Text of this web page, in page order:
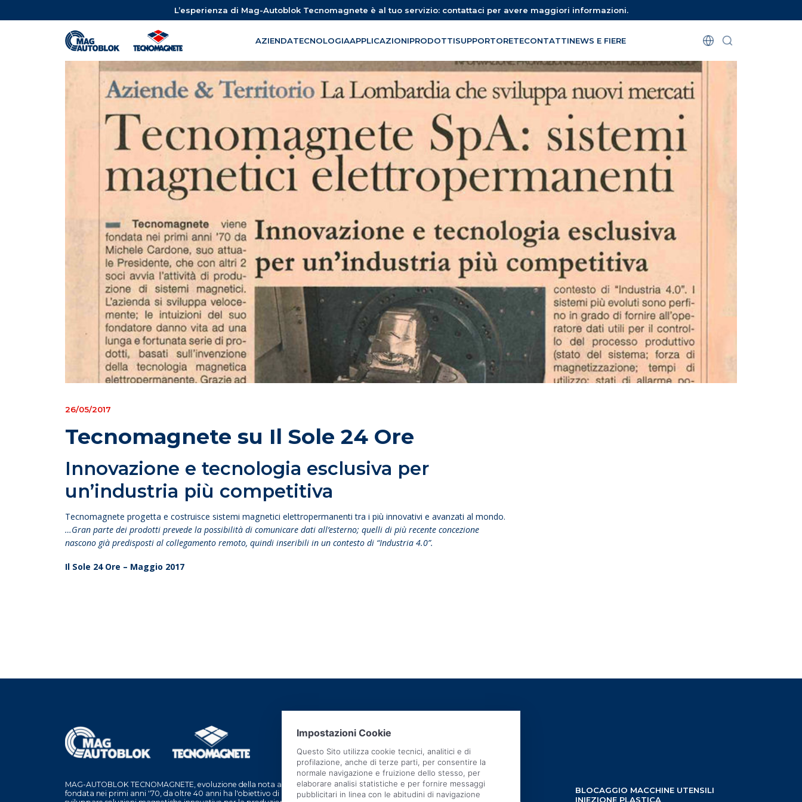
L’esperienza di Mag-Autoblok Tecnomagnete è al tuo servizio: contattaci per avere maggiori informazioni.
AZIENDATECNOLOGIAAPPLICAZIONIPRODOTTISUPPORTORETECONTATTINEWS E FIERE
26/05/2017
Tecnomagnete su Il Sole 24 Ore
Innovazione e tecnologia esclusiva per
un’industria più competitiva
Tecnomagnete progetta e costruisce sistemi magnetici elettropermanenti tra i più innovativi e avanzati al mondo.
…Gran parte dei prodotti prevede la possibilità di comunicare dati all’esterno; quelli di più recente concezione
nascono già predisposti al collegamento remoto, quindi inseribili in un contesto di “Industria 4.0”.
Il Sole 24 Ore – Maggio 2017
MAG-AUTOBLOK TECNOMAGNETE, evoluzione della nota azienda italiana
fondata nei primi anni '70, da oltre 40 anni ha l'obiettivo di ricercare e
CHI SIAMO
TECNOLOGIA BREVETTATA
BLOCAGGIO MACCHINE UTENSILI
INIEZIONE PLASTICA